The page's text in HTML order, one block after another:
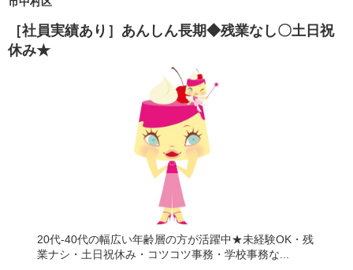
［社員実績あり］あんしん長期◆残業なし〇土日祝
休み★
20代-40代の幅広い年齢層の方が活躍中★未経験OK・残
業ナシ・土日祝休み・コツコツ事務・学校事務な...